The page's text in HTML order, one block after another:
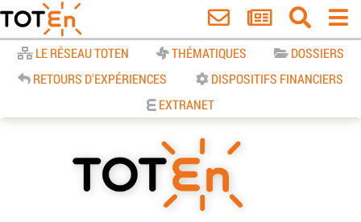
LE RÉSEAU TOTEN THÉMATIQUES
DOSSIERS
RETOURS D'EXPÉRIENCES
DISPOSITIFS FINANCIERS
EXTRANET